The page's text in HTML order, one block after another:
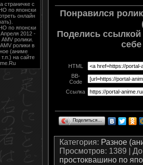
страничке с
по японски
онлайн
по японски
2012 -
ролики.
ролики в
(аниме
на сайте
Понравился
Поделись
HTML
BB-
Code
Ссылка
Поделиться…
Категория: Разное
Просмотров: 1389 |
простоквашино по